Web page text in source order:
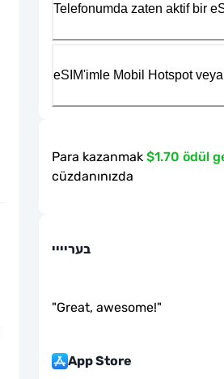
Telefonumda zaten aktif bir
eSIM'imle Mobil Hotspot
Para kazanmak $1.70 ödül
cüzdanınızda
בעריייי
"Great, awesome!"
App Store